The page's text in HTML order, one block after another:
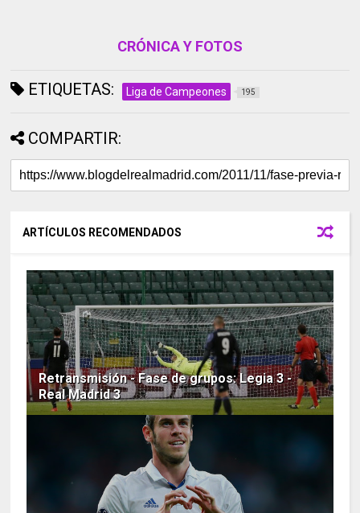
CRÓNICA Y FOTOS
ETIQUETAS: Liga de Campeones 195
COMPARTIR:
ARTÍCULOS RECOMENDADOS
Retransmisión - Fase de grupos: Legia 3 -
Real Madrid 3